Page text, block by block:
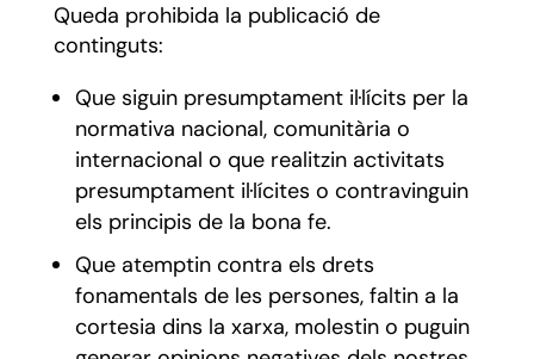
Queda prohibida la publicació de
continguts:
Que siguin presumptament il·lícits per la
normativa nacional, comunitària o
internacional o que realitzin activitats
presumptament il·lícites o contravinguin
els principis de la bona fe.
Que atemptin contra els drets
fonamentals de les persones, faltin a la
cortesia dins la xarxa, molestin o puguin